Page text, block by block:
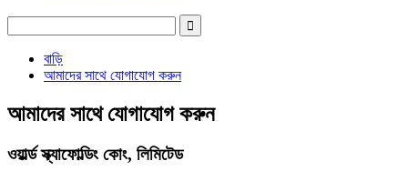
বাড়ি
আমাদের সাথে যোগাযোগ করুন
আমাদের সাথে যোগাযোগ করুন
ওয়ার্ল্ড স্ক্যাফোল্ডিং কোং, লিমিটেড